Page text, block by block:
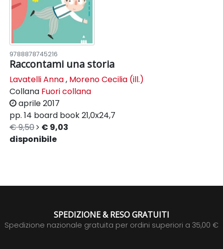
9788878745216
Raccontami una storia
Lavatelli Anna, Moreno Cecilia (ill.)
Collana Fuori collana
aprile 2017
pp. 14 board book21,0x24,7
€ 9,50
€ 9,03
disponibile
SPEDIZIONE & RESO GRATUITI
Spedizione nazionale gratuita per ordini superiori a 35,00 €